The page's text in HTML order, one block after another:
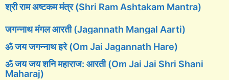
श्री राम अष्टकम मंत्र (Shri Ram Ashtakam Mantra)
जगन्नाथ मंगल आरती (Jagannath Mangal Aarti)
ॐ जय जगन्नाथ हरे (Om Jai Jagannath Hare)
ॐ जय जय शनि महाराज: आरती (Om Jai Jai Shri Shani
Maharaj)